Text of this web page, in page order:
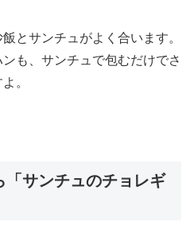
とサンチュがよく合います。
も、サンチュで包むだけでさ
。
「サンチュのチョレギ